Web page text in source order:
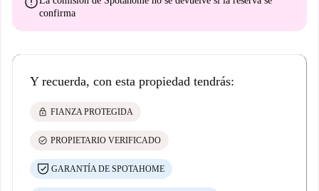
confirma
Y recuerda, con esta propiedad tendrás:
lock FIANZA PROTEGIDA
check_circle PROPIETARIO VERIFICADO
GARANTÍA DE SPOTAHOME